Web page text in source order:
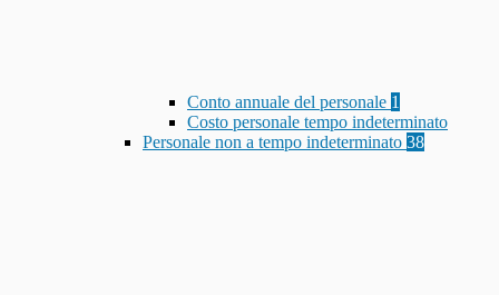
Conto annuale del personale 1
Costo personale tempo indeterminato
Personale non a tempo indeterminato 38